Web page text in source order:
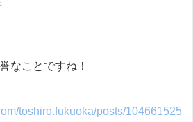
なことですね！
toshiro.fukuoka/posts/104661525